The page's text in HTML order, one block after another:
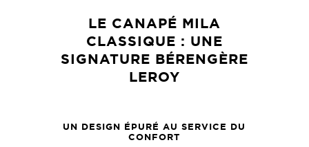
LE CANAPÉ MILA
CLASSIQUE : UNE
SIGNATURE BÉRENGÈRE
LEROY
UN DESIGN ÉPURÉ AU SERVICE DU
CONFORT